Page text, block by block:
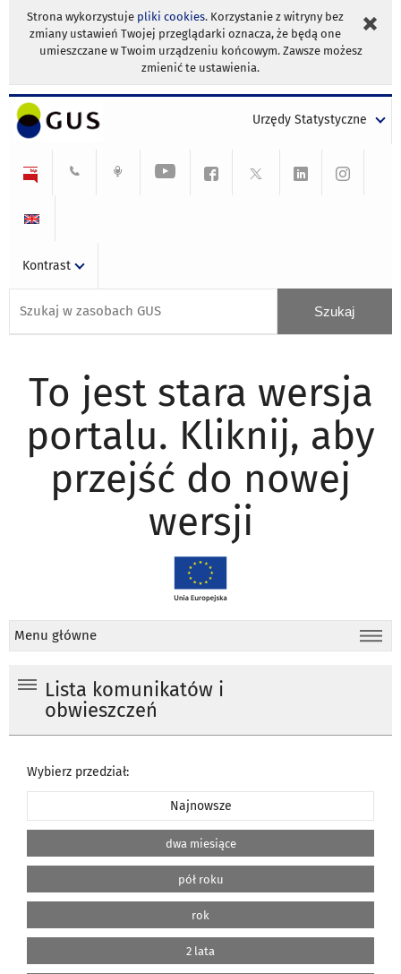
Strona wykorzystuje pliki cookies. Korzystanie z witryny bez
zmiany ustawień Twojej przeglądarki oznacza, że będą one
umieszczane w Twoim urządzeniu końcowym. Zawsze możesz
zmienić te ustawienia.
Urzędy Statystyczne
Kontrast
To jest stara wersja
portalu. Kliknij, aby
przejść do nowej
wersji
Menu główne
Lista komunikatów i
obwieszczeń
Wybierz przedział:
Najnowsze
dwa miesiące
pół roku
rok
2 lata